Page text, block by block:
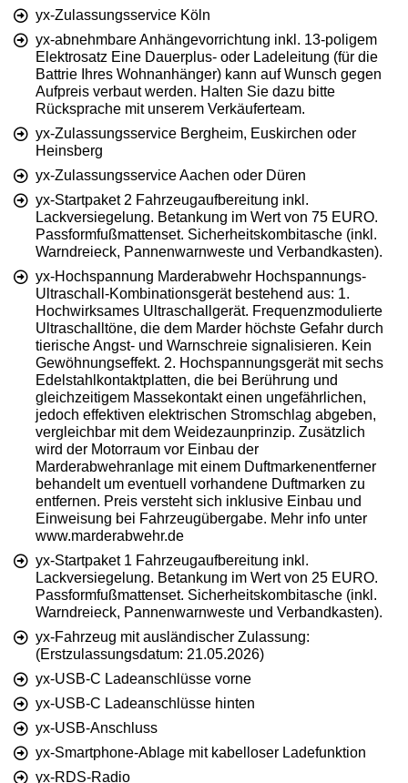
yx-Zulassungsservice Köln
yx-abnehmbare Anhängevorrichtung inkl. 13-poligem
Elektrosatz Eine Dauerplus- oder Ladeleitung (für die
Battrie Ihres Wohnanhänger) kann auf Wunsch gegen
Aufpreis verbaut werden. Halten Sie dazu bitte
Rücksprache mit unserem Verkäuferteam.
yx-Zulassungsservice Bergheim, Euskirchen oder
Heinsberg
yx-Zulassungsservice Aachen oder Düren
yx-Startpaket 2 Fahrzeugaufbereitung inkl.
Lackversiegelung. Betankung im Wert von 75 EURO.
Passformfußmattenset. Sicherheitskombitasche (inkl.
Warndreieck, Pannenwarnweste und Verbandkasten).
yx-Hochspannung Marderabwehr Hochspannungs-
Ultraschall-Kombinationsgerät bestehend aus: 1.
Hochwirksames Ultraschallgerät. Frequenzmodulierte
Ultraschalltöne, die dem Marder höchste Gefahr durch
tierische Angst- und Warnschreie signalisieren. Kein
Gewöhnungseffekt. 2. Hochspannungsgerät mit sechs
Edelstahlkontaktplatten, die bei Berührung und
gleichzeitigem Massekontakt einen ungefährlichen,
jedoch effektiven elektrischen Stromschlag abgeben,
vergleichbar mit dem Weidezaunprinzip. Zusätzlich
wird der Motorraum vor Einbau der
Marderabwehranlage mit einem Duftmarkenentferner
behandelt um eventuell vorhandene Duftmarken zu
entfernen. Preis versteht sich inklusive Einbau und
Einweisung bei Fahrzeugübergabe. Mehr info unter
www.marderabwehr.de
yx-Startpaket 1 Fahrzeugaufbereitung inkl.
Lackversiegelung. Betankung im Wert von 25 EURO.
Passformfußmattenset. Sicherheitskombitasche (inkl.
Warndreieck, Pannenwarnweste und Verbandkasten).
yx-Fahrzeug mit ausländischer Zulassung:
(Erstzulassungsdatum: 21.05.2026)
yx-USB-C Ladeanschlüsse vorne
yx-USB-C Ladeanschlüsse hinten
yx-USB-Anschluss
yx-Smartphone-Ablage mit kabelloser Ladefunktion
yx-RDS-Radio